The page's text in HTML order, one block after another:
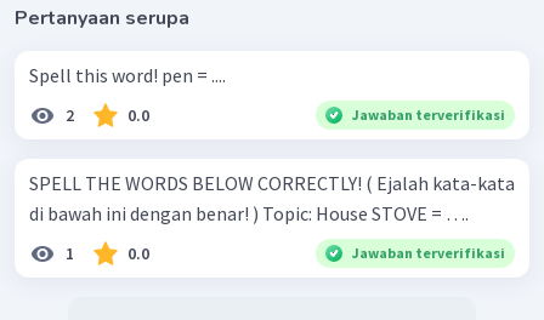
Pertanyaan serupa
Spell this word! pen = ....
2 0.0 Jawaban terverifikasi
SPELL THE WORDS BELOW CORRECTLY! ( Ejalah kata-kata
di bawah ini dengan benar! ) Topic: House STOVE = ….
1 0.0 Jawaban terverifikasi